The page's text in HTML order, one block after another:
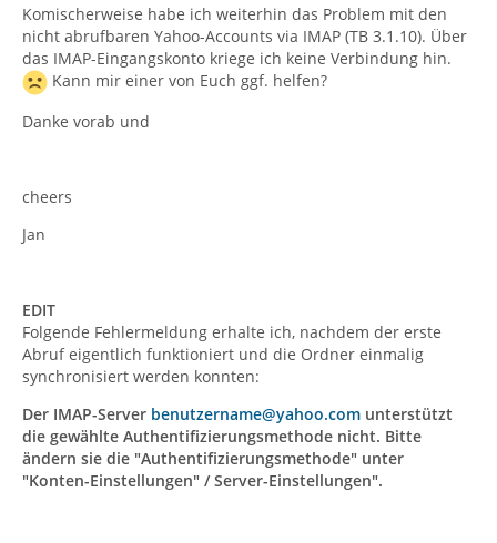
Komischerweise habe ich weiterhin das Problem mit den
nicht abrufbaren Yahoo-Accounts via IMAP (TB 3.1.10). Über
das IMAP-Eingangskonto kriege ich keine Verbindung hin.
Kann mir einer von Euch ggf. helfen?
Danke vorab und
cheers
Jan
EDIT
Folgende Fehlermeldung erhalte ich, nachdem der erste
Abruf eigentlich funktioniert und die Ordner einmalig
synchronisiert werden konnten:
Der IMAP-Server benutzername@yahoo.com unterstützt
die gewählte Authentifizierungsmethode nicht. Bitte
ändern sie die "Authentifizierungsmethode" unter
"Konten-Einstellungen" / Server-Einstellungen".